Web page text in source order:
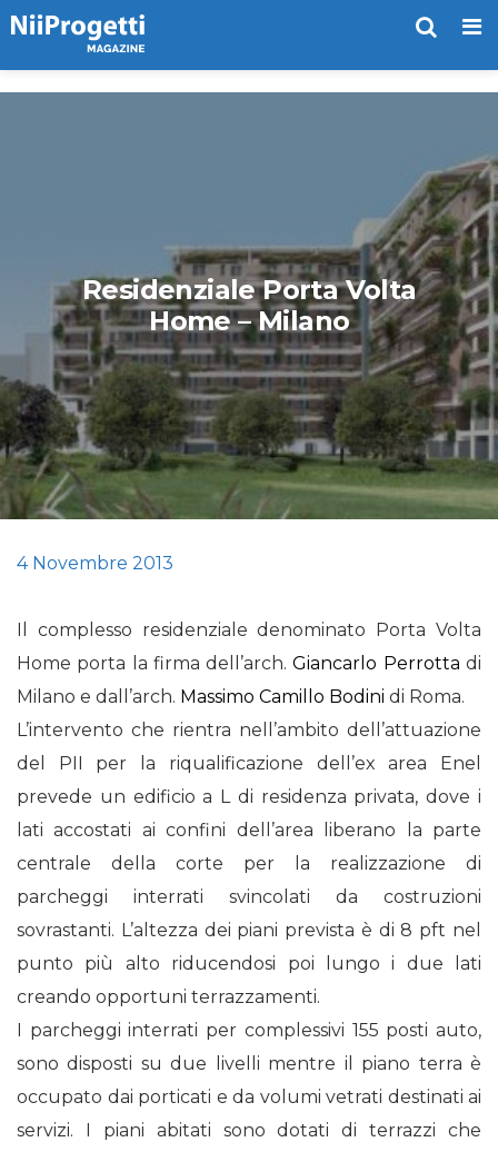
Residenziale Porta Volta
Home – Milano
4 Novembre 2013
Il complesso residenziale denominato Porta Volta
Home porta la firma dell’arch.Giancarlo Perrotta di
Milano e dall’arch. Massimo Camillo Bodini di Roma.
L’intervento che rientra nell’ambito dell’attuazione
del PII per la riqualificazione dell’ex area Enel
prevede un edificio a L di residenza privata, dove i
lati accostati ai confini dell’area liberano la parte
centrale della corte per la realizzazione di
parcheggi interrati svincolati da costruzioni
sovrastanti. L’altezza dei piani prevista è di 8 pft nel
punto più alto riducendosi poi lungo i due lati
creando opportuni terrazzamenti.
I parcheggi interrati per complessivi 155 posti auto,
sono disposti su due livelli mentre il piano terra è
occupato dai porticati e da volumi vetrati destinati ai
servizi. I piani abitati sono dotati di terrazzi che